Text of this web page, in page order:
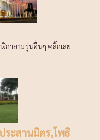
กายามรุ่นอื่นๆ คลิ๊กเลย
ระสานมิตร,โพธิ